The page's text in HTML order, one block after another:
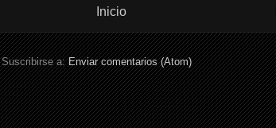
Inicio
Suscribirse a:Enviar comentarios (Atom)